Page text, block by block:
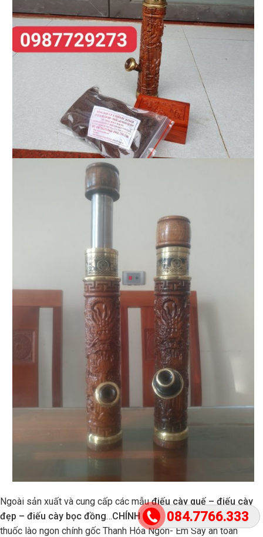
084.7766.333
Ngoài sản xuất và cung cấp các mẫuđiếu cày quế – điếu cày
đẹp – điếu cày bọc đồng…CHÍNH XINH còn bán buôn bán lẻ
thuốc lào ngon chính gốc Thanh Hóa Ngon- Êm Say an toàn